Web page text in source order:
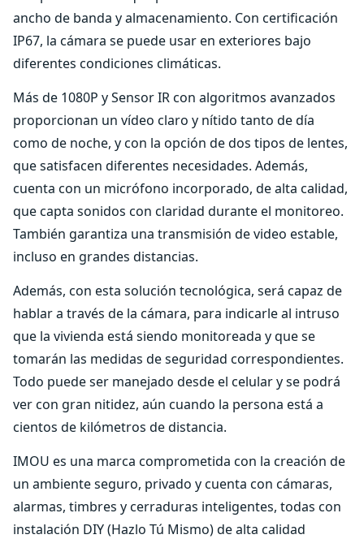
ancho de banda y almacenamiento. Con certificación
IP67, la cámara se puede usar en exteriores bajo
diferentes condiciones climáticas.
Más de 1080P y Sensor IR con algoritmos avanzados
proporcionan un vídeo claro y nítido tanto de día
como de noche, y con la opción de dos tipos de lentes,
que satisfacen diferentes necesidades. Además,
cuenta con un micrófono incorporado, de alta calidad,
que capta sonidos con claridad durante el monitoreo.
También garantiza una transmisión de video estable,
incluso en grandes distancias.
Además, con esta solución tecnológica, será capaz de
hablar a través de la cámara, para indicarle al intruso
que la vivienda está siendo monitoreada y que se
tomarán las medidas de seguridad correspondientes.
Todo puede ser manejado desde el celular y se podrá
ver con gran nitidez, aún cuando la persona está a
cientos de kilómetros de distancia.
IMOU es una marca comprometida con la creación de
un ambiente seguro, privado y cuenta con cámaras,
alarmas, timbres y cerraduras inteligentes, todas con
instalación DIY (Hazlo Tú Mismo) de alta calidad